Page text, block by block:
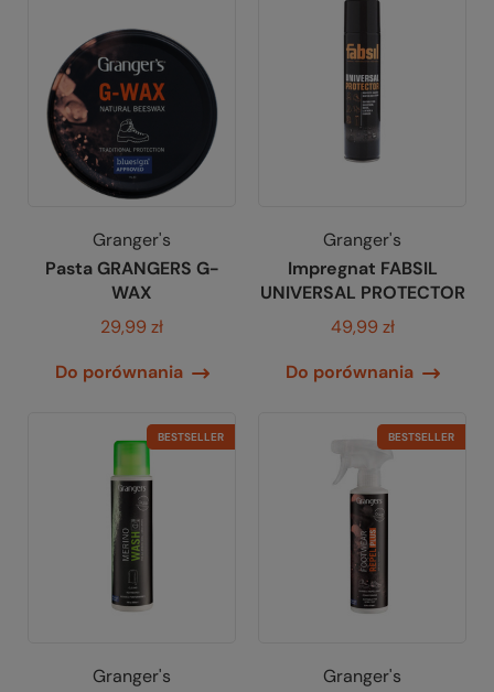
Granger's
Pasta GRANGERS G-
WAX
29,99 zł
Do porównania
Granger's
Impregnat FABSIL
UNIVERSAL PROTECTOR
49,99 zł
Do porównania
BESTSELLER
Granger's
BESTSELLER
Granger's